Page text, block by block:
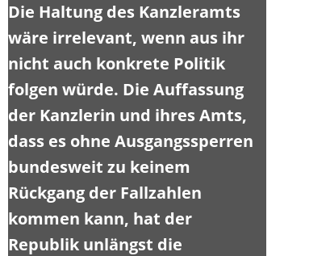
Die Haltung des Kanzleramts
wäre irrelevant, wenn aus ihr
nicht auch konkrete Politik
folgen würde. Die Auffassung
der Kanzlerin und ihres Amts,
dass es ohne Ausgangssperren
bundesweit zu keinem
Rückgang der Fallzahlen
kommen kann, hat der
Republik unlängst die